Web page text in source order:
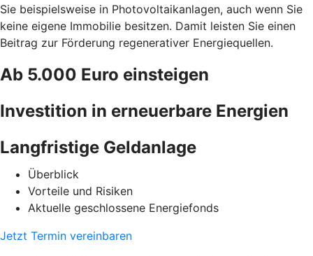
Sie beispielsweise in Photovoltaikanlagen, auch wenn Sie
keine eigene Immobilie besitzen. Damit leisten Sie einen
Beitrag zur Förderung regenerativer Energiequellen.
Ab 5.000 Euro einsteigen
Investition in erneuerbare Energien
Langfristige Geldanlage
Überblick
Vorteile und Risiken
Aktuelle geschlossene Energiefonds
Jetzt Termin vereinbaren